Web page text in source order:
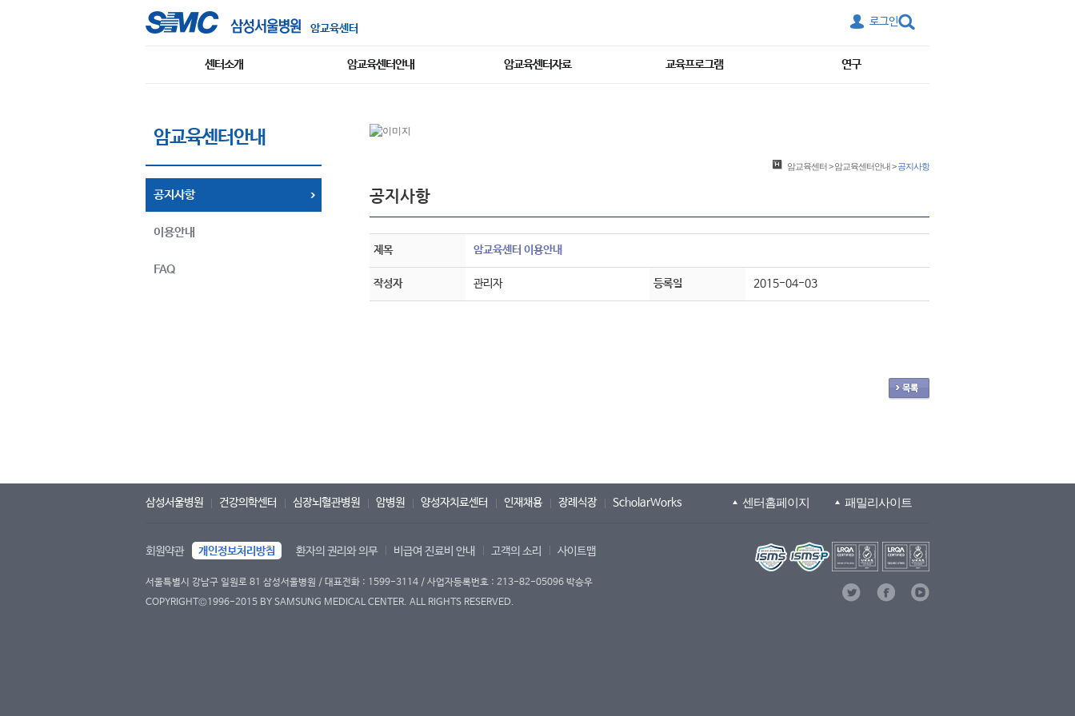
암교육센터
로그인
센터소개 암교육센터안내 암교육센터자료 교육프로그램 연구
암교육센터안내
공지사항
이용안내
FAQ
암교육센터>암교육센터안내>공지사항
공지사항
제목 암교육센터 이용안내
작성자 관리자 등록일 2015-04-03
삼성서울병원 건강의학센터 심장뇌혈관병원 암병원 양성자치료센터 인재채용 장례식장 ScholarWorks 센터홈페이지 패밀리사이트
회원약관 개인정보처리방침 환자의 권리와 의무 비급여 진료비 안내 고객의 소리 사이트맵
서울특별시 강남구 일원로 81 삼성서울병원 / 대표전화 : 1599-3114 / 사업자등록번호 : 213-82-05096 박승우
COPYRIGHT©1996-2015 BY SAMSUNG MEDICAL CENTER. ALL RIGHTS RESERVED.